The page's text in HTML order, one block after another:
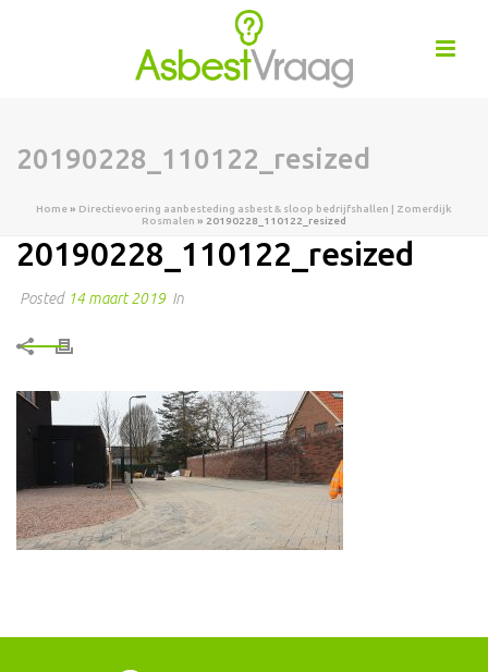
20190228_110122_resized
Home» Directievoering aanbesteding asbest & sloop bedrijfshallen | Zomerdijk
Rosmalen » 20190228_110122_resized
20190228_110122_resized
Posted 14 maart 2019 In